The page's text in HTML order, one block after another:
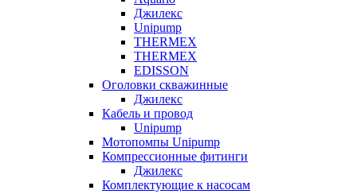
Джилекс
Unipump
THERMEX
THERMEX
EDISSON
Оголовки скважинные
Джилекс
Кабель и провод
Unipump
Мотопомпы Unipump
Компрессионные фитинги
Джилекс
Комплектующие к насосам